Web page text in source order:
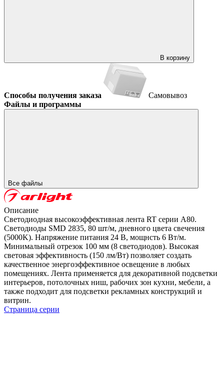
В корзину
Способы получения заказа
Самовывоз
Файлы и программы
Все файлы
Описание
Светодиодная высокоэффективная лента RT серии A80.
Светодиоды SMD 2835, 80 шт/м, дневного цвета свечения
(5000K). Напряжение питания 24 В, мощнсть 6 Вт/м.
Минимальный отрезок 100 мм (8 светодиодов). Высокая
световая эффективность (150 лм/Вт) позволяет создать
качественное энергоэффективное освещение в любых
помещениях. Лента применяется для декоративной подсветки
интерьеров, потолочных ниш, рабочих зон кухни, мебели, а
также подходит для подсветки рекламных конструкций и
витрин.
Страница серии